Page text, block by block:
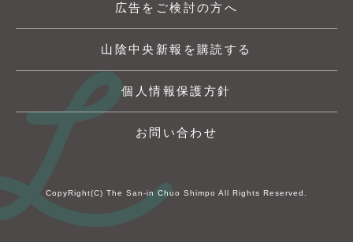
広告をご検討の方へ
山陰中央新報を購読する
個人情報保護方針
お問い合わせ
CopyRight(C) The San-in Chuo Shimpo All Rights Reserved.